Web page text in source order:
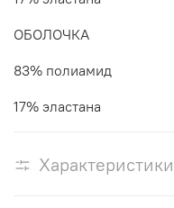
ОБОЛОЧКА
83% полиамид
17% эластана
Характеристики